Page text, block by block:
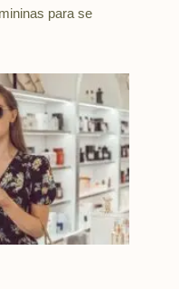
para se